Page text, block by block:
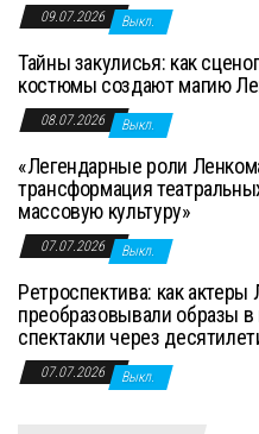
09.07.2026 Выкл.
Тайны закулисья: как
костюмы создают магию
08.07.2026 Выкл.
«Легендарные роли
трансформация
массовую культуру»
07.07.2026 Выкл.
Ретроспектива: как актеры
преобразовывали образы в
спектакли через
07.07.2026 Выкл.